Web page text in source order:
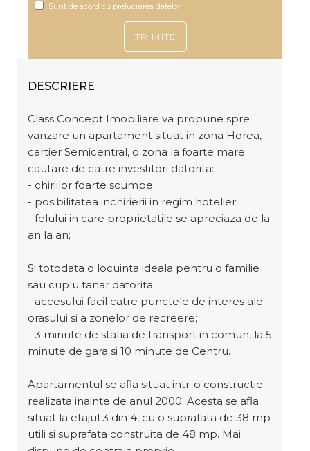
Sunt de acord cu prelucrarea datelor
DESCRIERE
Class Concept Imobiliare va propune spre
vanzare un apartament situat in zona Horea,
cartier Semicentral, o zona la foarte mare
cautare de catre investitori datorita:
- chiriilor foarte scumpe;
- posibilitatea inchirierii in regim hotelier;
- felului in care proprietatile se apreciaza de la
an la an;
Si totodata o locuinta ideala pentru o familie
sau cuplu tanar datorita:
- accesului facil catre punctele de interes ale
orasului si a zonelor de recreere;
- 3 minute de statia de transport in comun, la 5
minute de gara si 10 minute de Centru.
Apartamentul se afla situat intr-o constructie
realizata inainte de anul 2000. Acesta se afla
situat la etajul 3 din 4, cu o suprafata de 38 mp
utili si suprafata construita de 48 mp. Mai